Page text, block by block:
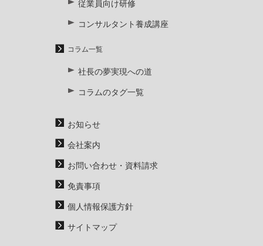
従業員向け研修
コンサルタント養成講座
コラム一覧
社長の夢実現への道
コラムのタグ一覧
お知らせ
会社案内
お問い合わせ・資料請求
免責事項
個人情報保護方針
サイトマップ